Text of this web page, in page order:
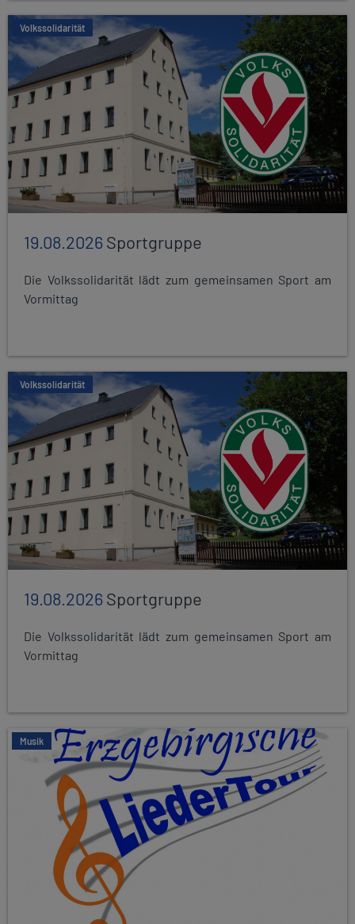
Volkssolidarität
19.08.2026Sportgruppe
Die Volkssolidarität lädt zum gemeinsamen Sport am
Vormittag
Volkssolidarität
19.08.2026Sportgruppe
Die Volkssolidarität lädt zum gemeinsamen Sport am
Vormittag
Musik